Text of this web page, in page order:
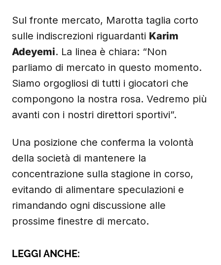
Sul fronte mercato, Marotta taglia corto
sulle indiscrezioni riguardanti Karim
Adeyemi. La linea è chiara: “Non
parliamo di mercato in questo momento.
Siamo orgogliosi di tutti i giocatori che
compongono la nostra rosa. Vedremo più
avanti con i nostri direttori sportivi”.
Una posizione che conferma la volontà
della società di mantenere la
concentrazione sulla stagione in corso,
evitando di alimentare speculazioni e
rimandando ogni discussione alle
prossime finestre di mercato.
LEGGI ANCHE: